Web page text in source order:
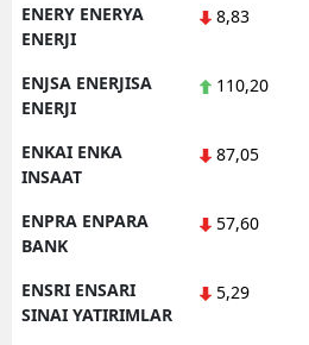
ENERY ENERYA
ENERJI
8,83
ENJSA ENERJISA
ENERJI
110,20
ENKAI ENKA
INSAAT
87,05
ENPRA ENPARA
BANK
57,60
ENSRI ENSARI
SINAI YATIRIMLAR
5,29